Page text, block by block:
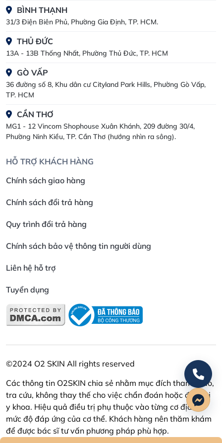
BÌNH THẠNH
31/3 Điện Biên Phủ, Phường Gia Định, TP. HCM.
THỦ ĐỨC
13A - 13B Thống Nhất, Phường Thủ Đức, TP. HCM
GÒ VẤP
36 đường số 8, Khu dân cư Cityland Park Hills, Phường Gò Vấp,
TP. HCM
CẦN THƠ
MG1 - 12 Vincom Shophouse Xuân Khánh, 209 đường 30/4,
Phường Ninh Kiều, TP. Cần Thơ (hướng nhìn ra sông).
HỖ TRỢ KHÁCH HÀNG
Chính sách giao hàng
Chính sách đổi trả hàng
Quy trình đổi trả hàng
Chính sách bảo vệ thông tin người dùng
Liên hệ hỗ trợ
Tuyển dụng
©2024 O2 SKIN All rights reserved
Các thông tin O2SKIN chia sẻ nhằm mục đích tham khảo,
tra cứu, không thay thế cho việc chẩn đoán hoặc điều trị
y khoa. Hiệu quả điều trị phụ thuộc vào từng cơ địa và
mức độ đáp ứng của cơ thể. Khách hàng nên thăm khám
để được bác sĩ tư vấn phương pháp phù hợp.